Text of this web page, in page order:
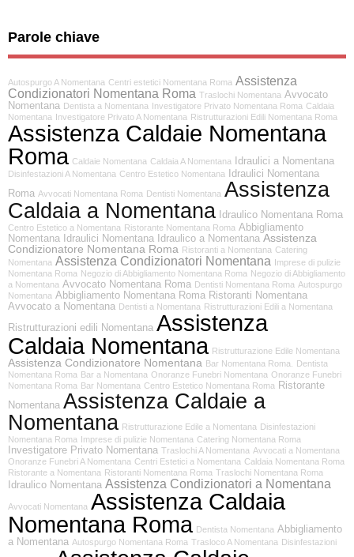
Parole chiave
Autospurgo A Nomentana Centri estetici Nomentana Roma Assistenza
Condizionatori Nomentana Roma Traslochi Nomentana Avvocato
Nomentana Dentista a Nomentana Investigatore Privato Nomentana Roma Caldaia
Nomentana Investigatore Privato A Nomentana Ristrutturazioni Edili Nomentana Roma
Assistenza Caldaie Nomentana
Roma Caldaie Nomentana Caldaia A Nomentana Idraulici a Nomentana
Disinfestazioni A Nomentana Centro Estetico Nomentana
Idraulici Nomentana
Roma Avvocati Nomentana Roma Dentisti Nomentana Assistenza
Caldaia a Nomentana Idraulico Nomentana Roma
Centro Estetico a Nomentana Ristorante Nomentana Roma Abbigliamento
Nomentana Idraulici Nomentana Idraulico a Nomentana Assistenza
Condizionatore Nomentana Roma Ristoranti a Nomentana Catering
Nomentana Assistenza Condizionatori Nomentana Imprese di pulizie
Nomentana Roma Negozio di Abbigliamento Nomentana Roma Negozio di Abbigliamento
a Nomentana Avvocato Nomentana Roma Dentisti Nomentana Roma Autospurgo
Nomentana Abbigliamento Nomentana Roma Ristoranti Nomentana
Avvocato a Nomentana Dentisti a Nomentana Ristrutturazioni Edili a Nomentana
Ristrutturazioni edili Nomentana Assistenza
Caldaia Nomentana Ristrutturazione Edile Nomentana
Assistenza Condizionatore Nomentana Bar Nomentana Roma.
Dentista
Nomentana Roma Bar a Nomentana Onoranze Funebri Nomentana Onoranze Funebri
Nomentana Roma Bar Nomentana Centro Estetico Nomentana Roma Ristorante
Nomentana Assistenza Caldaie a
Nomentana Ristrutturazione Edile a Nomentana Disinfestazioni
Nomentana Roma Imprese di pulizie Nomentana Catering Nomentana Roma
Investigatore Privato Nomentana Traslochi A Nomentana Avvocati a Nomentana
Onoranze Funebri A Nomentana Centri Estetici a Nomentana Caldaia Nomentana Roma
Ristorante a Nomentana Ristoranti Nomentana Roma Traslochi Nomentana Roma
Idraulico Nomentana Assistenza Condizionatori a Nomentana
Avvocati Nomentana Assistenza Caldaia
Nomentana Roma Dentista Nomentana Abbigliamento
a Nomentana Autospurgo Nomentana Roma Trasloco A Nomentana Disinfestazioni